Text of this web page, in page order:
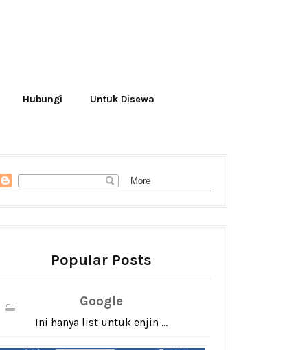
Hubungi Untuk Disewa
Popular Posts
Google
Ini hanya list untuk enjin ...